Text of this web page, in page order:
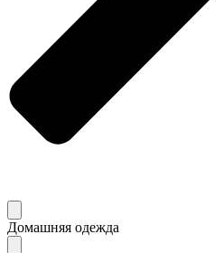
Домашняя одежда